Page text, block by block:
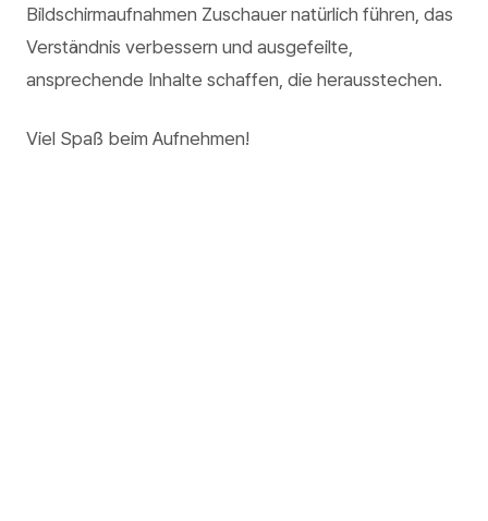
Bildschirmaufnahmen Zuschauer natürlich führen, das
Verständnis verbessern und ausgefeilte,
ansprechende Inhalte schaffen, die herausstechen.
Viel Spaß beim Aufnehmen!